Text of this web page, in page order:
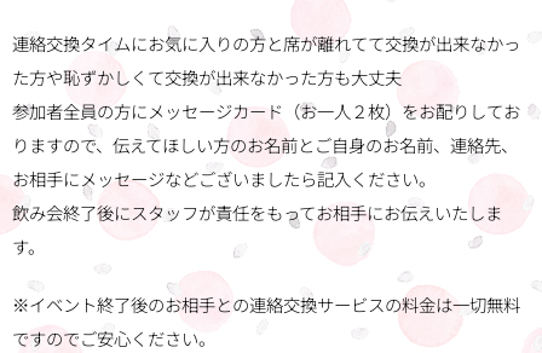
連絡交換タイムにお気に入りの方と席が離れてて交換が出来なかっ
た方や恥ずかしくて交換が出来なかった方も大丈夫🙆
参加者全員の方にメッセージカード（お一人２枚）をお配りしてお
りますので、伝えてほしい方のお名前とご自身のお名前、連絡先、
お相手にメッセージなどございましたら記入ください。
飲み会終了後にスタッフが責任をもってお相手にお伝えいたしま
す。👍
※イベント終了後のお相手との連絡交換サービスの料金は一切無料
ですのでご安心ください。